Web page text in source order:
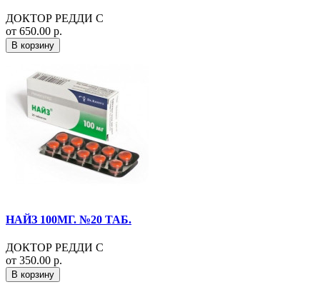
ДОКТОР РЕДДИ С
от 650.00 р.
В корзину
НАЙЗ 100МГ. №20 ТАБ.
ДОКТОР РЕДДИ С
от 350.00 р.
В корзину